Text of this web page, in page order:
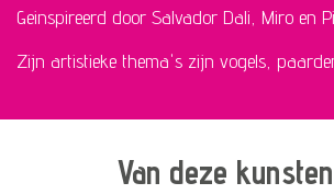
Geinspireerd door Salvador Dali, Miro en
Zijn artistieke thema's zijn vogels,
Van deze